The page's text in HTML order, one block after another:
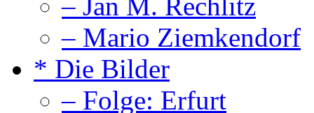
– Mario Ziemkendorf
* Die Bilder
– Folge: Erfurt